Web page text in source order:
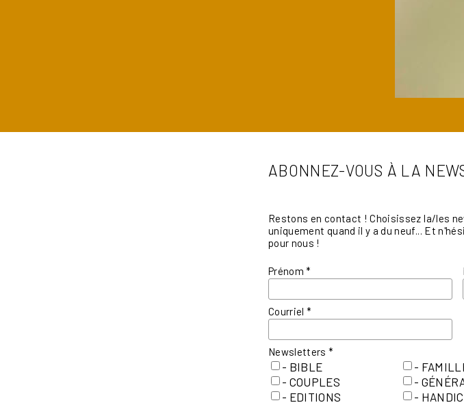
ABONNEZ-VOUS À LA
Restons en contact ! Choisissez la/les
uniquement quand il y a du neuf... Et
pour nous !
Prénom*
Courriel*
Newsletters*
- BIBLE
- COUPLES
- EDITIONS
-
-
-